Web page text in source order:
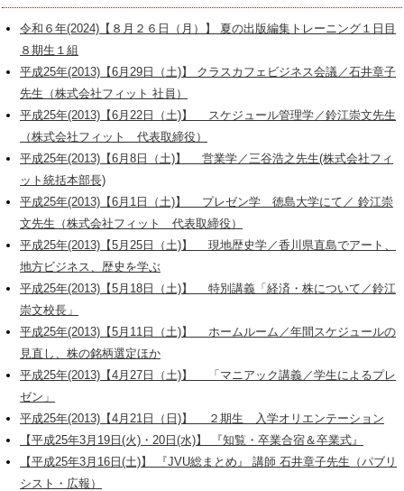
令和６年(2024)【８月２６日（月）】 夏の出版編集トレーニング１日目
８期生１組
平成25年(2013)【6月29日（土)】 クラスカフェビジネス会議／石井章子
先生（株式会社フィット 社員）
平成25年(2013)【6月22日（土)】 スケジュール管理学／鈴江崇文先生
（株式会社フィット 代表取締役）
平成25年(2013)【6月8日（土)】 営業学／三谷浩之先生(株式会社フィ
ット統括本部長)
平成25年(2013)【6月1日（土)】 プレゼン学 徳島大学にて／ 鈴江崇
文先生（株式会社フィット 代表取締役）
平成25年(2013)【5月25日（土)】 現地歴史学／香川県直島でアート、
地方ビジネス、歴史を学ぶ
平成25年(2013)【5月18日（土)】 特別講義「経済・株について／鈴江
崇文校長」
平成25年(2013)【5月11日（土)】 ホームルーム／年間スケジュールの
見直し、株の銘柄選定ほか
平成25年(2013)【4月27日（土)】 「マニアック講義／学生によるプレ
ゼン」
平成25年(2013)【4月21日（日)】 ２期生 入学オリエンテーション
【平成25年3月19日(火)・20日(水)】 『知覧・卒業合宿＆卒業式』
【平成25年3月16日(土)】 『JVU総まとめ』 講師 石井章子先生（パブリ
シスト・広報）